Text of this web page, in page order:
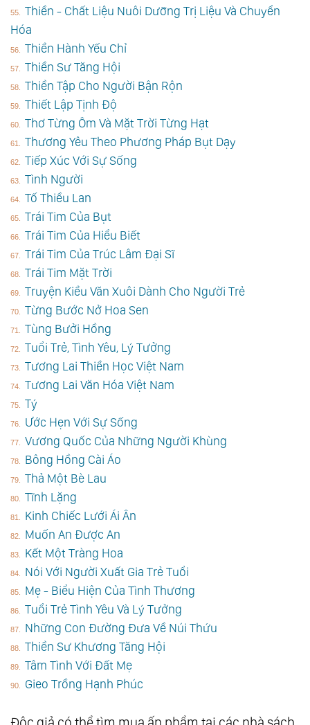
Thiền - Chất Liệu Nuôi Dưỡng Trị Liệu Và Chuyển
Hóa
Thiền Hành Yếu Chỉ
Thiền Sư Tăng Hội
Thiền Tập Cho Người Bận Rộn
Thiết Lập Tịnh Độ
Thơ Từng Ôm Và Mặt Trời Từng Hạt
Thương Yêu Theo Phương Pháp Bụt Dạy
Tiếp Xúc Với Sự Sống
Tình Người
Tố Thiều Lan
Trái Tim Của Bụt
Trái Tim Của Hiểu Biết
Trái Tim Của Trúc Lâm Đại Sĩ
Trái Tim Mặt Trời
Truyện Kiều Văn Xuôi Dành Cho Người Trẻ
Từng Bước Nở Hoa Sen
Tùng Bưởi Hồng
Tuổi Trẻ, Tình Yêu, Lý Tưởng
Tương Lai Thiền Học Việt Nam
Tương Lai Văn Hóa Việt Nam
Tý
Ước Hẹn Với Sự Sống
Vương Quốc Của Những Người Khùng
Bông Hồng Cài Áo
Thả Một Bè Lau
Tĩnh Lặng
Kinh Chiếc Lưới Ái Ân
Muốn An Được An
Kết Một Tràng Hoa
Nói Với Người Xuất Gia Trẻ Tuổi
Mẹ - Biểu Hiện Của Tình Thương
Tuổi Trẻ Tình Yêu Và Lý Tưởng
Những Con Đường Đưa Về Núi Thứu
Thiền Sư Khương Tăng Hội
Tâm Tình Với Đất Mẹ
Gieo Trồng Hạnh Phúc